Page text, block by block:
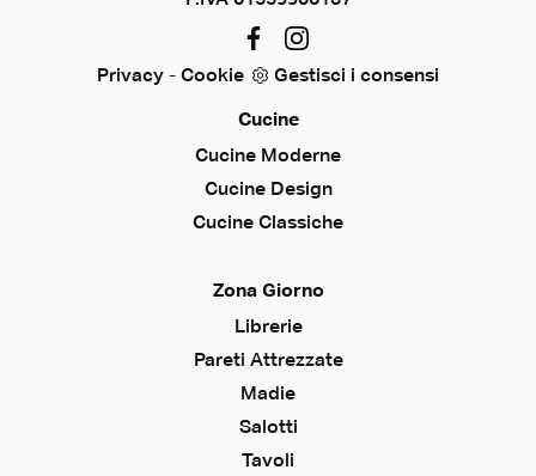
Privacy - Cookie Gestisci i consensi
Cucine
Cucine Moderne
Cucine Design
Cucine Classiche
Zona Giorno
Librerie
Pareti Attrezzate
Madie
Salotti
Tavoli